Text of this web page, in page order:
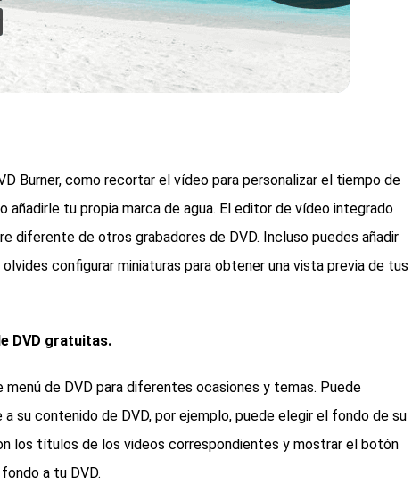
Burner, como recortar el vídeo para personalizar el tiempo de
añadirle tu propia marca de agua. El editor de vídeo integrado
diferente de otros grabadores de DVD. Incluso puedes añadir
configurar miniaturas para obtener una vista previa de tus
DVD gratuitas.
de DVD para diferentes ocasiones y temas. Puede
su contenido de DVD, por ejemplo, puede elegir el fondo de su
los títulos de los videos correspondientes y mostrar el botón
a tu DVD.